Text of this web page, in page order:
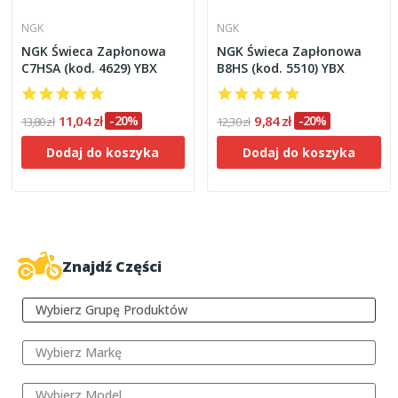
NGK
NGK Świeca Zapłonowa
C7HSA (kod. 4629) YBX
13,80 zł 11,04 zł -20%
Dodaj do koszyka
NGK
NGK Świeca Zapłonowa
B8HS (kod. 5510) YBX
12,30 zł 9,84 zł -20%
Dodaj do koszyka
Znajdź Części